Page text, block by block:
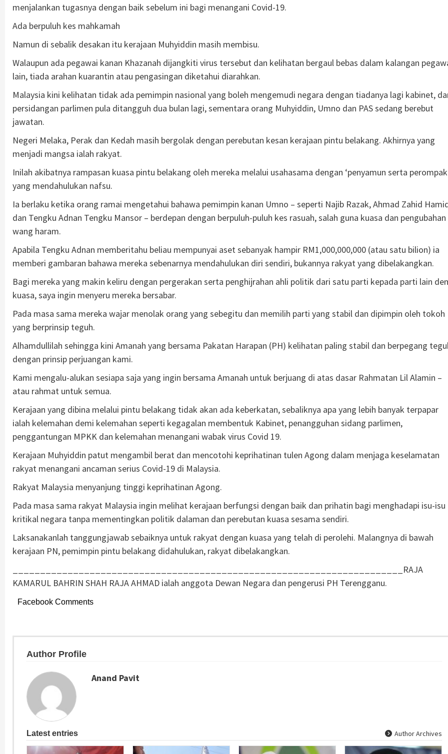
menjalankan tugasnya dengan baik sebelum ini bagi menangani Covid-19.
Ada berpuluh kes mahkamah
Namun di sebalik desakan itu kerajaan Muhyiddin masih membisu.
Walaupun ada pegawai kanan Khazanah dijangkiti virus tersebut dan kelihatan bergaul bebas dalam kalangan
lain, tiada arahan kuarantin atau pengasingan diketahui diarahkan.
Malaysia kini kelihatan tidak ada pemimpin nasional yang boleh mengemudi negara dengan tiadanya lagi kabinet,
persidangan parlimen pula ditangguh dua bulan lagi, sementara orang Muhyiddin, Umno dan PAS sedang berebut
jawatan.
Negeri Melaka, Perak dan Kedah masih bergolak dengan perebutan kesan kerajaan pintu belakang. Akhirnya yang
menjadi mangsa ialah rakyat.
Inilah akibatnya rampasan kuasa pintu belakang oleh mereka melalui usahasama dengan ‘penyamun serta
yang mendahulukan nafsu.
Ia berlaku ketika orang ramai mengetahui bahawa pemimpin kanan Umno – seperti Najib Razak, Ahmad Zahid
dan Tengku Adnan Tengku Mansor – berdepan dengan berpuluh-puluh kes rasuah, salah guna kuasa dan pengubahan
wang haram.
Apabila Tengku Adnan memberitahu beliau mempunyai aset sebanyak hampir RM1,000,000,000 (atau satu bilion) ia
memberi gambaran bahawa mereka sebenarnya mendahulukan diri sendiri, bukannya rakyat yang dibelakangkan.
Bagi mereka yang makin keliru dengan pergerakan serta penghijrahan ahli politik dari satu parti kepada parti lain
kuasa, saya ingin menyeru mereka bersabar.
Pada masa sama mereka wajar menolak orang yang sebegitu dan memilih parti yang stabil dan dipimpin oleh tokoh
yang berprinsip teguh.
Alhamdullilah sehingga kini Amanah yang bersama Pakatan Harapan (PH) kelihatan paling stabil dan berpegang
dengan prinsip perjuangan kami.
Kami mengalu-alukan sesiapa saja yang ingin bersama Amanah untuk berjuang di atas dasar Rahmatan Lil Alamin –
atau rahmat untuk semua.
Kerajaan yang dibina melalui pintu belakang tidak akan ada keberkatan, sebaliknya apa yang lebih banyak terpapar
ialah kelemahan demi kelemahan seperti kegagalan membentuk Kabinet, penangguhan sidang parlimen,
penggantungan MPKK dan kelemahan menangani wabak virus Covid 19.
Kerajaan Muhyiddin patut mengambil berat dan mencotohi keprihatinan tulen Agong dalam menjaga keselamatan
rakyat menangani ancaman serius Covid-19 di Malaysia.
Rakyat Malaysia menyanjung tinggi keprihatinan Agong.
Pada masa sama rakyat Malaysia ingin melihat kerajaan berfungsi dengan baik dan prihatin bagi menghadapi isu-isu
kritikal negara tanpa mementingkan politik dalaman dan perebutan kuasa sesama sendiri.
Laksanakanlah tanggungjawab sebaiknya untuk rakyat dengan kuasa yang telah di perolehi. Malangnya di bawah
kerajaan PN, pemimpin pintu belakang didahulukan, rakyat dibelakangkan.
_______________________________________________________________________RAJA
KAMARUL BAHRIN SHAH RAJA AHMAD ialah anggota Dewan Negara dan pengerusi PH Terengganu.
Facebook Comments
Author Profile
Anand Pavit
Latest entries Author Archives